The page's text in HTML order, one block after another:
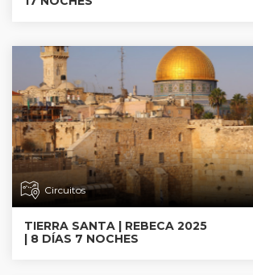
Circuitos
TIERRA SANTA | REBECA 2025
| 8 DÍAS 7 NOCHES